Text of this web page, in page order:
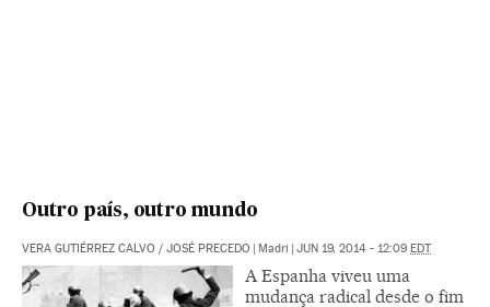
Outro país, outro mundo
VERA GUTIÉRREZ CALVO / JOSÉ PRECEDO Madri JUN 19, 2014 - 12:09 EDT
A Espanha viveu uma
mudança radical desde o fim